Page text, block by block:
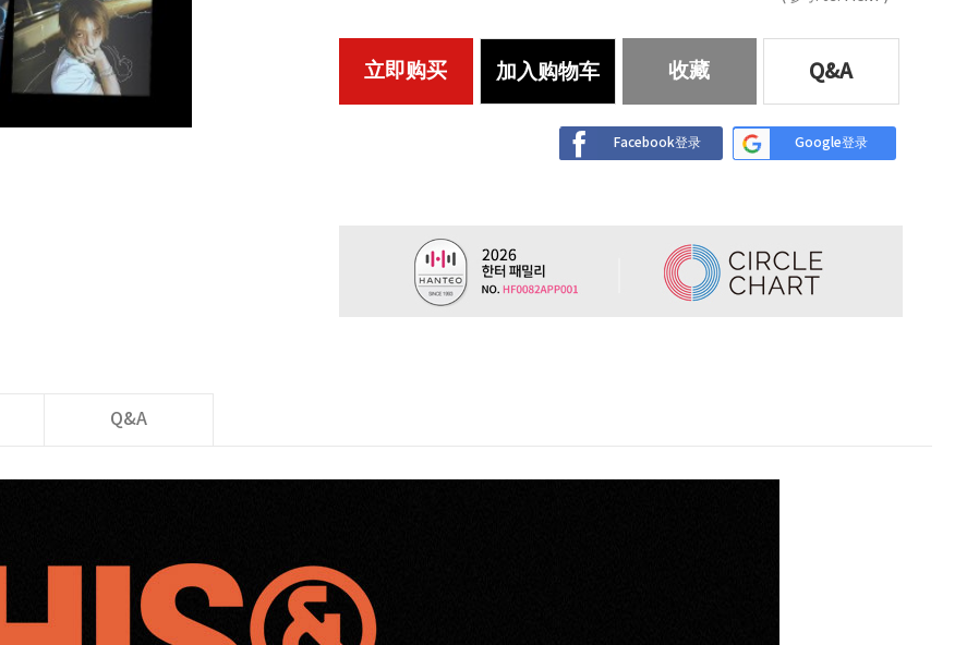
立即购买 加入购物车 收藏 Q&A
Facebook登录 Google登录
Q&A